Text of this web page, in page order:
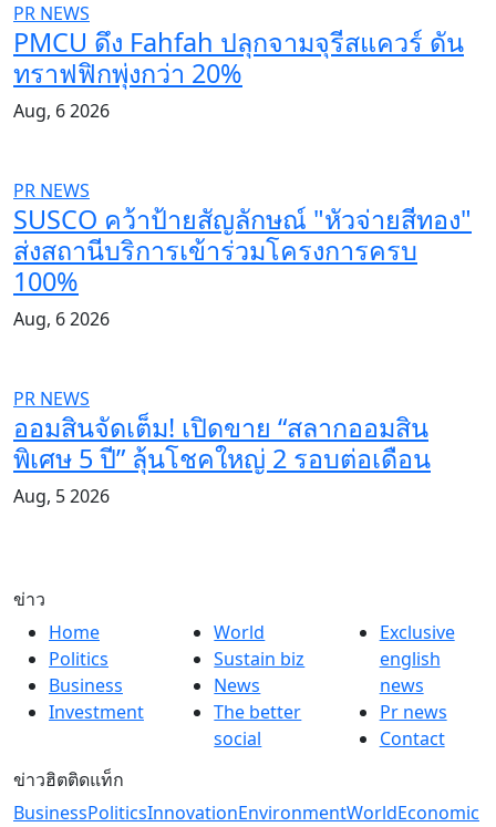
PR NEWS
PMCU ดึง Fahfah ปลุกจามจุรีสแควร์ ดัน
ทราฟฟิกพุ่งกว่า 20%
Aug, 6 2026
PR NEWS
SUSCO คว้าป้ายสัญลักษณ์ "หัวจ่ายสีทอง"
ส่งสถานีบริการเข้าร่วมโครงการครบ
100%
Aug, 6 2026
PR NEWS
ออมสินจัดเต็ม! เปิดขาย “สลากออมสิน
พิเศษ 5 ปี” ลุ้นโชคใหญ่ 2 รอบต่อเดือน
Aug, 5 2026
ข่าว
Home
Politics
Business
Investment
World
Sustain biz
News
The better
social
Exclusive
english
news
Pr news
Contact
ข่าวฮิตติดแท็ก
BusinessPoliticsInnovationEnvironmentWorldEconomic